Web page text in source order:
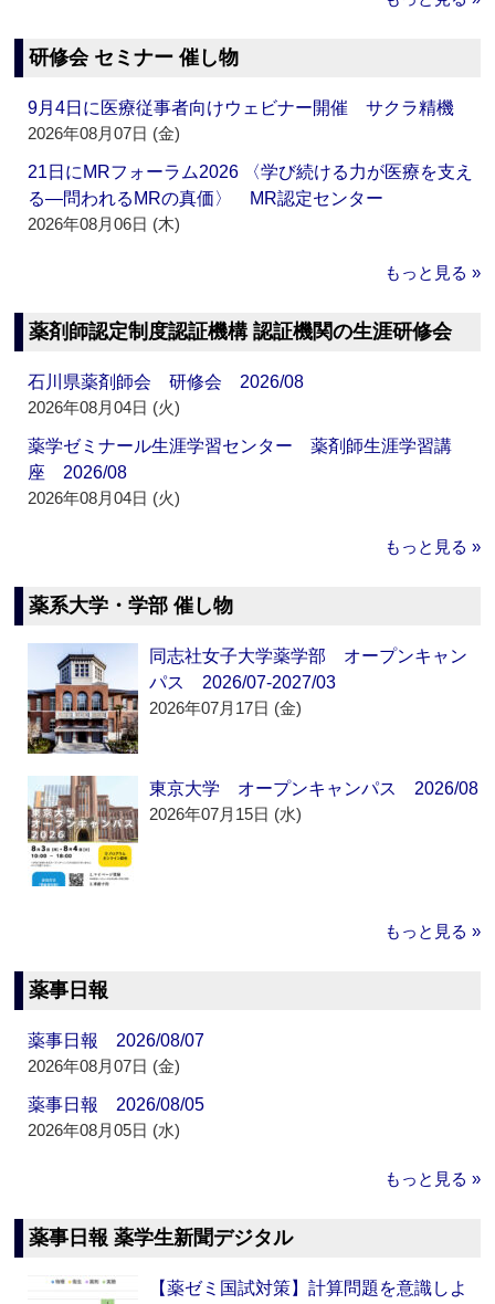
研修会 セミナー 催し物
9月4日に医療従事者向けウェビナー開催 サクラ精機
2026年08月07日 (金)
21日にMRフォーラム2026 〈学び続ける力が医療を支え
る―問われるMRの真価〉 MR認定センター
2026年08月06日 (木)
もっと見る »
薬剤師認定制度認証機構 認証機関の生涯研修会
石川県薬剤師会 研修会 2026/08
2026年08月04日 (火)
薬学ゼミナール生涯学習センター 薬剤師生涯学習講
座 2026/08
2026年08月04日 (火)
もっと見る »
薬系大学・学部 催し物
同志社女子大学薬学部 オープンキャン
パス 2026/07-2027/03
2026年07月17日 (金)
東京大学 オープンキャンパス 2026/08
2026年07月15日 (水)
もっと見る »
薬事日報
薬事日報 2026/08/07
2026年08月07日 (金)
薬事日報 2026/08/05
2026年08月05日 (水)
もっと見る »
薬事日報 薬学生新聞デジタル
【薬ゼミ国試対策】計算問題を意識しよ